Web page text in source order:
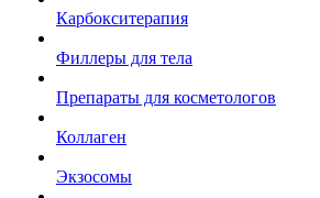
Карбокситерапия
Филлеры для тела
Препараты для косметологов
Коллаген
Экзосомы